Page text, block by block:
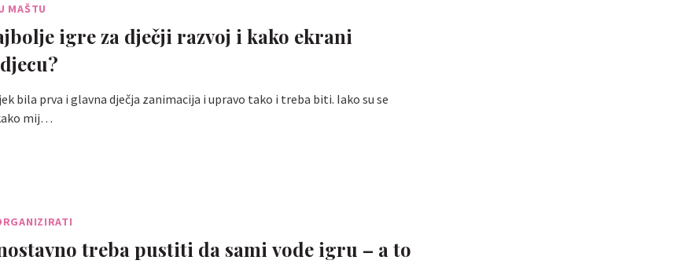
MAŠTU
igre za dječji razvoj i kako ekrani
bila prva i glavna dječja zanimacija i upravo tako i treba biti. Iako su se
mij…
treba pustiti da sami vode igru – a to